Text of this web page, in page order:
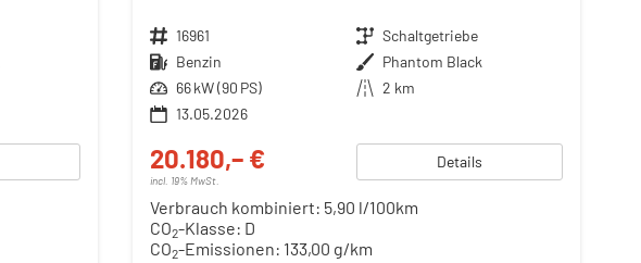
Fahrzeugnr. 16961 Getriebe Schaltgetriebe
Kraftstoff Benzin Außenfarbe Phantom Black
Leistung 66 kW (90 PS) Kilometerstand 2 km
13.05.2026
20.180,– €
incl. 19% MwSt.
Details
Verbrauch kombiniert: 5,90 l/100km
CO2-Klasse: D
CO2-Emissionen: 133,00 g/km